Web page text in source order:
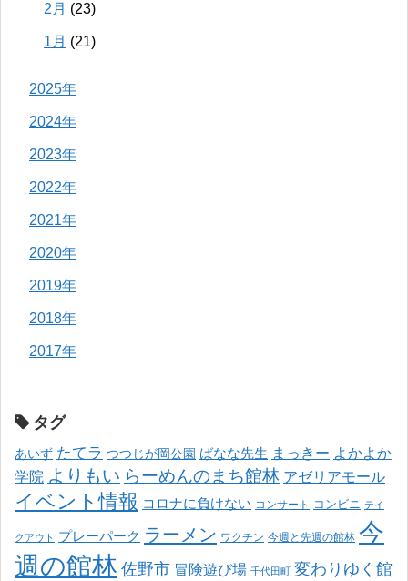
2月 (23)
1月 (21)
2025年
2024年
2023年
2022年
2021年
2020年
2019年
2018年
2017年
タグ
あいず たてラ つつじが岡公園 ばなな先生 まっきー よかよか
学院 よりもい らーめんのまち館林 アゼリアモール
イベント情報 コロナに負けない コンサート コンビニ テイ
クアウト プレーパーク ラーメン ワクチン 今週と先週の館林 今
週の館林 佐野市 冒険遊び場 千代田町 変わりゆく館